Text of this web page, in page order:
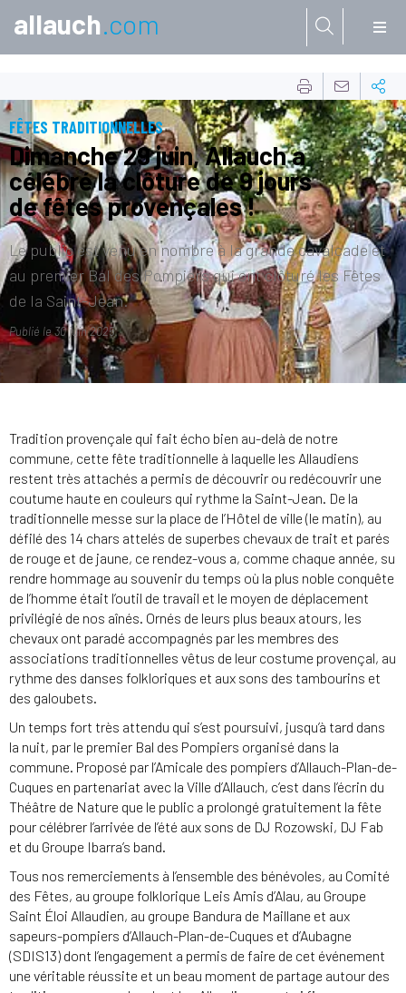
allauch.com
FÊTES TRADITIONNELLES
Dimanche 29 juin, Allauch a
célébré la clôture de 9 jours
de fêtes provençales !
Le public est venu en nombre à la grande cavalcade et
au premier Bal des Pompiers qui ont clôturé les Fêtes
de la Saint-Jean.
Publié le30 juin 2025
Tradition provençale qui fait écho bien au-delà de notre
commune, cette fête traditionnelle à laquelle les Allaudiens
restent très attachés a permis de découvrir ou redécouvrir une
coutume haute en couleurs qui rythme la Saint-Jean. De la
traditionnelle messe sur la place de l’Hôtel de ville (le matin), au
défilé des 14 chars attelés de superbes chevaux de trait et parés
de rouge et de jaune, ce rendez-vous a, comme chaque année, su
rendre hommage au souvenir du temps où la plus noble conquête
de l’homme était l’outil de travail et le moyen de déplacement
privilégié de nos aînés. Ornés de leurs plus beaux atours, les
chevaux ont paradé accompagnés par les membres des
associations traditionnelles vêtus de leur costume provençal, au
rythme des danses folkloriques et aux sons des tambourins et
des galoubets.
Un temps fort très attendu qui s’est poursuivi, jusqu’à tard dans
la nuit, par le premier Bal des Pompiers organisé dans la
commune. Proposé par l’Amicale des pompiers d’Allauch-Plan-de-
Cuques en partenariat avec la Ville d’Allauch, c’est dans l’écrin du
Théâtre de Nature que le public a prolongé gratuitement la fête
pour célébrer l’arrivée de l’été aux sons de DJ Rozowski, DJ Fab
et du Groupe Ibarra’s band.
Tous nos remerciements à l’ensemble des bénévoles, au Comité
des Fêtes, au groupe folklorique Leis Amis d’Alau, au Groupe
Saint Éloi Allaudien, au groupe Bandura de Maillane et aux
sapeurs-pompiers d’Allauch-Plan-de-Cuques et d’Aubagne
(SDIS13) dont l’engagement a permis de faire de cet événement
une véritable réussite et un beau moment de partage autour des